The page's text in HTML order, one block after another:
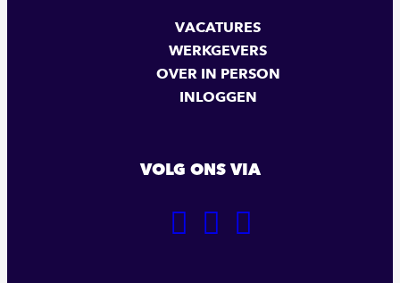
VACATURES
WERKGEVERS
OVER IN PERSON
INLOGGEN
VOLG ONS VIA
GA
GA